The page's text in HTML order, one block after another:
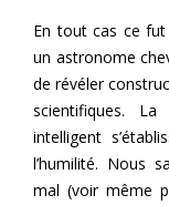
En tout cas ce fut
un astronome
de révéler
scientifiques.
intelligent
l’humilité. Nous
mal (voir même